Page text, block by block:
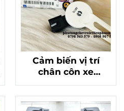
Cảm biến vị trí
chân côn xe
Chevrolet Cruze
hàng chất lượng
Mã 13597418